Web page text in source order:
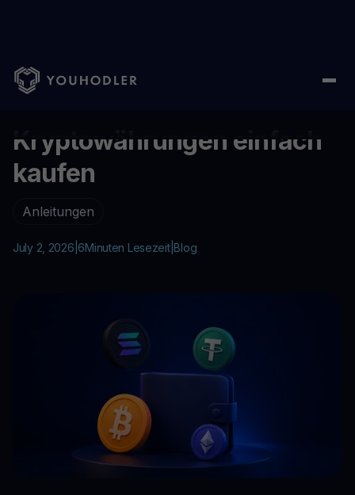
Home Blog/ Kryptowährungen einfach kaufen
Kryptowährungen einfach
kaufen
Anleitungen
July 2, 2026 6Minuten Lesezeit| Blog